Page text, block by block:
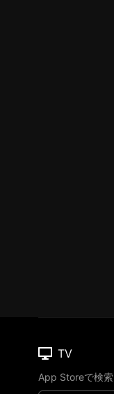
TV
App Storeで検索